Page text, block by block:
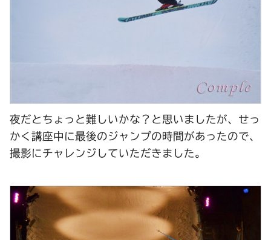
夜だとちょっと難しいかな？と思いましたが、せっ
かく講座中に最後のジャンプの時間があったので、
撮影にチャレンジしていただきました。